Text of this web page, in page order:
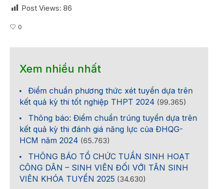
Post Views: 86
0
Xem nhiều nhất
Điểm chuẩn phương thức xét tuyển dựa trên
kết quả kỳ thi tốt nghiệp THPT 2024 (99.365)
Thông báo: Điểm chuẩn trúng tuyển dựa trên
kết quả kỳ thi đánh giá năng lực của ĐHQG-
HCM năm 2024 (65.763)
THÔNG BÁO TỔ CHỨC TUẦN SINH HOẠT
CÔNG DÂN – SINH VIÊN ĐỐI VỚI TÂN SINH
VIÊN KHÓA TUYỂN 2025 (34.630)